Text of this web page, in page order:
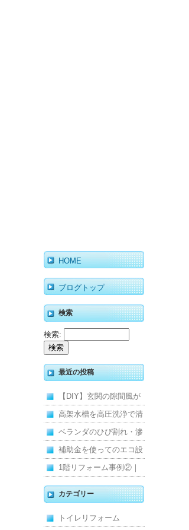
HOME
ブログトップ
検索
検索:
最近の投稿
【DIY】玄関の隙間風が
寒くて断熱ドアに交換し
ました
高架水槽を高圧洗浄で清
掃！衛生的な給水環境を
維持｜施工事例
ベランダのひび割れ・滲
みを解消！賃貸マンショ
ン防水工事
補助金を使ってのエコ設
備住宅リフォーム
1階リフォーム事例②｜
キッチン・床・収納を一
新し、扉新設で動線を整
えた全面改修
カテゴリー
トイレリフォーム